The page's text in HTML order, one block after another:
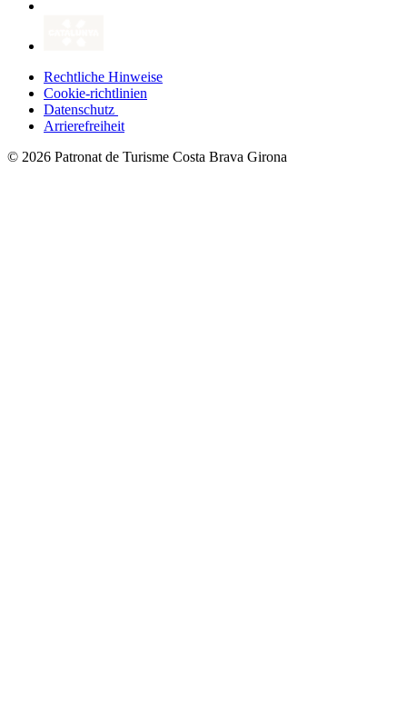
Rechtliche Hinweise
Cookie-richtlinien
Datenschutz
Arrierefreiheit
© 2026 Patronat de Turisme Costa Brava Girona